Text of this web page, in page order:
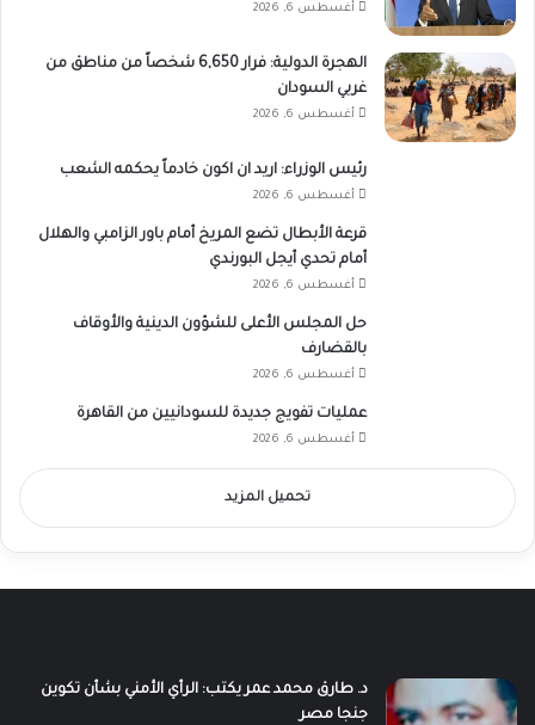
أغسطس 6, 2026
الهجرة الدولية: فرار 6,650 شخصاً من مناطق من
غربي السودان
أغسطس 6, 2026
رئيس الوزراء: اريد ان اكون خادماً يحكمه الشعب
أغسطس 6, 2026
قرعة الأبطال تضع المريخ أمام باور الزامبي والهلال
أمام تحدي أيجل البورندي
أغسطس 6, 2026
حل المجلس الأعلى للشؤون الدينية والأوقاف
بالقضارف
أغسطس 6, 2026
عمليات تفويج جديدة للسودانيين من القاهرة
أغسطس 6, 2026
تحميل المزيد
د. طارق محمد عمر يكتب: الرأي الأمني بشأن تكوين
جنجا مصر